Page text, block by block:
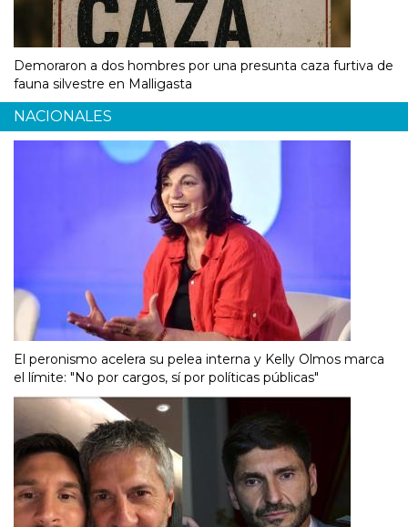
Demoraron a dos hombres por una presunta caza furtiva de
fauna silvestre en Malligasta
NACIONALES
El peronismo acelera su pelea interna y Kelly Olmos marca
el límite: "No por cargos, sí por políticas públicas"